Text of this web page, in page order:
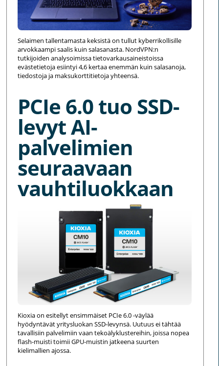
Selaimen tallentamasta keksistä on tullut kyberrikollisille
arvokkaampi saalis kuin salasanasta. NordVPN:n
tutkijoiden analysoimissa tietovarkausaineistoissa
evästetietoja esiintyi 4,6 kertaa enemmän kuin salasanoja,
tiedostoja ja maksukorttitietoja yhteensä.
PCIe 6.0 tuo SSD-
levyt AI-
palvelimien
seuraavaan
vauhtiluokkaan
Kioxia on esitellyt ensimmäiset PCIe 6.0 -väylää
hyödyntävät yritysluokan SSD-levynsä. Uutuus ei tähtää
tavallisiin palvelimiin vaan tekoälyklustereihin, joissa nopea
flash-muisti toimii GPU-muistin jatkeena suurten
kielimallien ajossa.